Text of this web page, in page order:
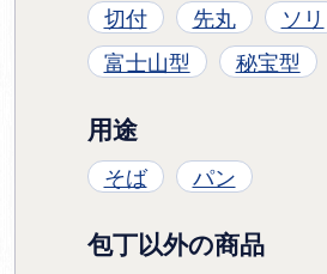
切付 先丸 ソリ
富士山型
秘宝型
用途
そば パン
包丁以外の商品